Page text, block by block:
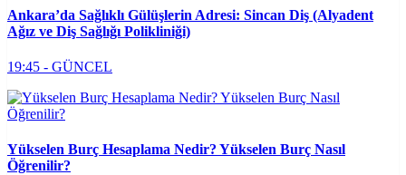
Ankara’da Sağlıklı Gülüşlerin Adresi: Sincan Diş (Alyadent
Ağız ve Diş Sağlığı Polikliniği)
19:45 - GÜNCEL
Yükselen Burç Hesaplama Nedir? Yükselen Burç Nasıl
Öğrenilir?